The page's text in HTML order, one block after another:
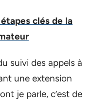
clés de la
suivi des appels à
une extension
je parle, c’est de